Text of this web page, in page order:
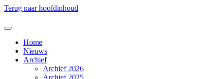
Terug naar hoofdinhoud
Home
Nieuws
Archief
Archief 2026
Archief 2025